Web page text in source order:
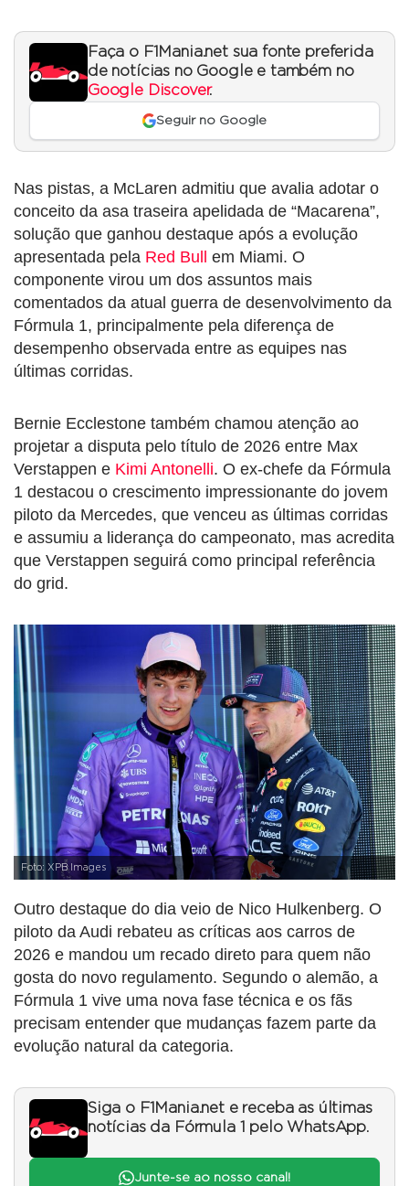
Faça o F1Mania.net sua fonte preferida
de notícias no Google e também no
Google Discover.
Seguir no Google
Nas pistas, a McLaren admitiu que avalia adotar o
conceito da asa traseira apelidada de “Macarena”,
solução que ganhou destaque após a evolução
apresentada pela Red Bull
em Miami. O
componente virou um dos assuntos mais
comentados da atual guerra de desenvolvimento da
Fórmula 1, principalmente pela diferença de
desempenho observada entre as equipes nas
últimas corridas.
Bernie Ecclestone também chamou atenção ao
projetar a disputa pelo título de 2026 entre Max
Verstappen e Kimi Antonelli. O ex-chefe da Fórmula
1 destacou o crescimento impressionante do jovem
piloto da Mercedes, que venceu as últimas corridas
e assumiu a liderança do campeonato, mas acredita
que Verstappen seguirá como principal referência
do grid.
Foto: XPB Images
Outro destaque do dia veio de Nico Hulkenberg. O
piloto da Audi rebateu as críticas aos carros de
2026 e mandou um recado direto para quem não
gosta do novo regulamento. Segundo o alemão, a
Fórmula 1 vive uma nova fase técnica e os fãs
precisam entender que mudanças fazem parte da
evolução natural da categoria.
Siga o F1Mania.net e receba as últimas
notícias da Fórmula 1 pelo WhatsApp.
Junte-se ao nosso canal!